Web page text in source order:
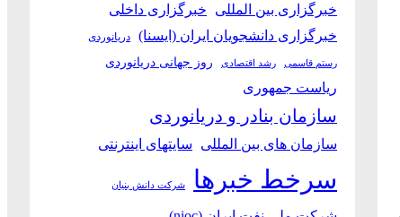
خبرگزاری بین المللی خبرگزاری داخلی
خبرگزاری دانشجویان ایران (ایسنا)
دریانوردی
رستم قاسمی رشد اقتصادی روز جهانی دریانوردی
ریاست جمهوری
سازمان بنادر و دریانوردی
سازمان های بین المللی سایتهای اینترنتی
سرخط خبرها شرکت دانش بنیان